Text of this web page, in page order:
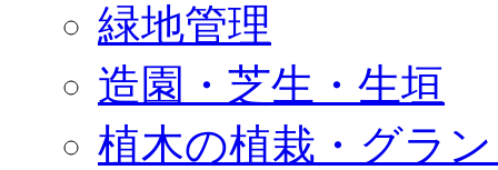
緑地管理
造園・芝生・生垣
植木の植栽・グラ